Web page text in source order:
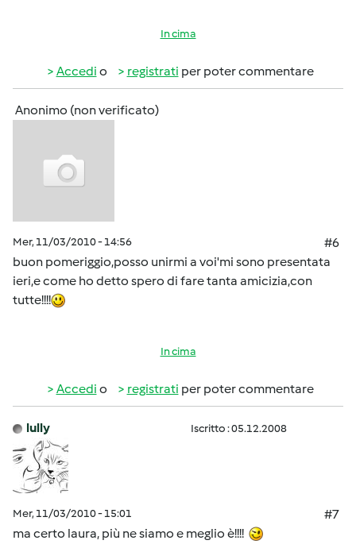
In cima
Accedi o registrati per poter commentare
Anonimo (non verificato)
Mer, 11/03/2010 - 14:56
#6
buon pomeriggio,posso unirmi a voi'mi sono presentata
ieri,e come ho detto spero di fare tanta amicizia,con
tutte!!!!
In cima
Accedi o registrati per poter commentare
lully Iscritto : 05.12.2008
Mer, 11/03/2010 - 15:01
#7
ma certo laura, più ne siamo e meglio è!!!!